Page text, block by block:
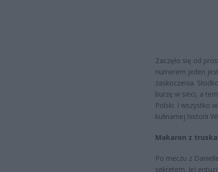
Zaczęło się od
numerem jeden
zaskoczenia.
burzę w sieci, a
Polski. I wszystko
kulinarnej historii
Makaron z
Po meczu z
sekretem. Jej